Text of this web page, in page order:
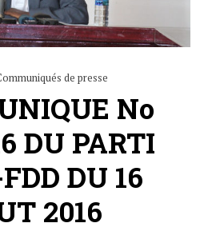
de presse
No
DU PARTI
DU 16
2016